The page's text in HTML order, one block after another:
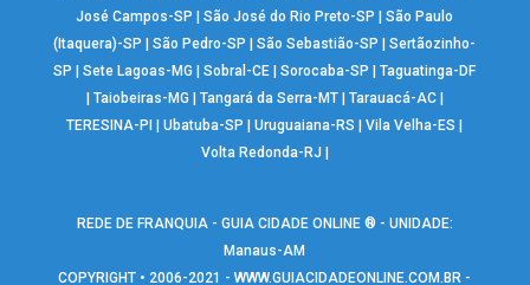
José Campos-SP
|São José do Rio Preto-SP |São Paulo
(Itaquera)-SP
|São Pedro-SP |São Sebastião-SP |Sertãozinho-
SP
|Sete Lagoas-MG |Sobral-CE |Sorocaba-SP |Taguatinga-DF
Taiobeiras-MG Tangará da Serra-MT| Tarauacá-AC|
TERESINA-PI
|Ubatuba-SP |Uruguaiana-RS |Vila Velha-ES
Volta Redonda-RJ
REDE DE FRANQUIA - GUIA CIDADE ONLINE ® - UNIDADE:
Manaus-AM
COPYRIGHT • 2006-2021 -WWW.GUIACIDADEONLINE.COM.BR -